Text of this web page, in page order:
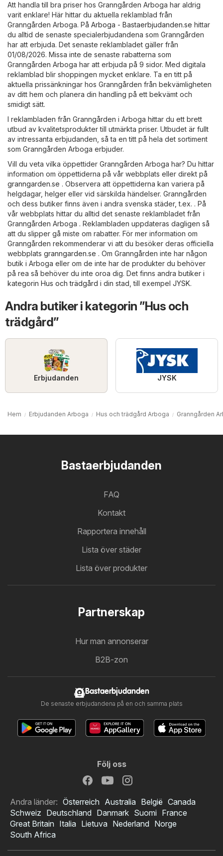
Att handla till bra priser hos Granngården Arboga har aldrig
varit enklare! Här hittar du aktuella reklamblad från
Granngården Arboga. På Arboga - Bastaerbjudanden.se hittar
du alltid de senaste specialerbjudandena som Granngården
har att erbjuda. Det senaste reklambladet gäller från
01/08/2026. Missa inte de senaste rabatterna som
Granngården Arboga har att erbjuda på 9 sidor. Med digitala
reklamblad blir shoppingen mycket enklare. Ta en titt på
aktuella prissänkningar hos Granngården från bekvämligheten
av ditt hem och planera din handling på ett bekvämt och
smidigt sätt.
I reklambladen från Granngården i Arboga hittar du ett brett
utbud av kvalitetsprodukter till utmärkta priser. Utbudet är fullt
av intressanta erbjudanden, så ta en titt på hela det sortiment
som Granngården Arboga erbjuder.
Vill du veta vilka öppettider Granngården Arboga har? Du hittar
information om öppettiderna på vår webbplats eller direkt på
granngarden.se . Observera att öppettiderna kan variera på
helgdagar, helger eller vid särskilda händelser. Granngården
och dess butiker finns även i andra svenska städer, t.ex. . På
vår webbplats hittar du alltid det senaste reklambladet från
Granngården Arboga . Reklambladen uppdateras dagligen så
att du slipper gå miste om rabatter. För mer information om
Granngården rekommenderar vi att du besöker deras officiella
webbplats granngarden.se . Om Granngården inte har någon
butik i Arboga eller om de inte har de produkter du behöver
på rea så behöver du inte oroa dig. Det finns andra butiker i
kategorin Hus och trädgård i din stad, till exempel JYSK.
Andra butiker i kategorin ”Hus och
trädgård”
Erbjudanden JYSK
Hem Erbjudanden Arboga Hus och trädgård Arboga Granngården
Bastaerbjudanden
FAQ
Kontakt
Rapportera innehåll
Lista över städer
Lista över produkter
Partnerskap
Hur man annonserar
B2B-zon
Bastaerbjudanden
De senaste erbjudandena på en och samma plats
Följ oss
Andra länder: Österreich Australia België Canada
Schweiz Deutschland Danmark Suomi France
Great Britain Italia Lietuva Nederland Norge
South Africa